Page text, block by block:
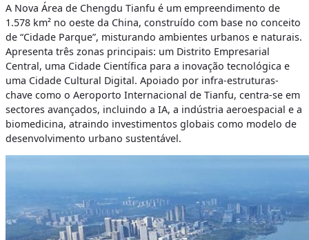
A Nova Área de Chengdu Tianfu é um empreendimento de
1.578 km² no oeste da China, construído com base no conceito
de “Cidade Parque”, misturando ambientes urbanos e naturais.
Apresenta três zonas principais: um Distrito Empresarial
Central, uma Cidade Científica para a inovação tecnológica e
uma Cidade Cultural Digital. Apoiado por infra-estruturas-
chave como o Aeroporto Internacional de Tianfu, centra-se em
sectores avançados, incluindo a IA, a indústria aeroespacial e a
biomedicina, atraindo investimentos globais como modelo de
desenvolvimento urbano sustentável.